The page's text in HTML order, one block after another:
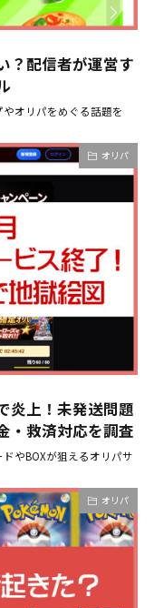
？配信者が運営す
オリパをめぐる話題を
オリパ
炎上！未発送問題
・救済対応を調査
やBOXが狙えるオリパサ
オリパ